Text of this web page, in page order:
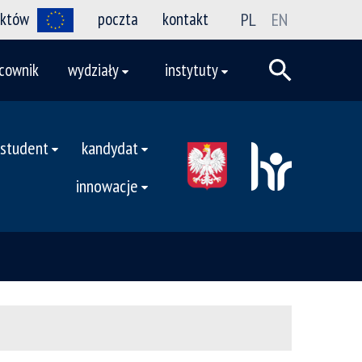
poczta kontakt PL EN
wydziały instytuty
student
kandydat
innowacje